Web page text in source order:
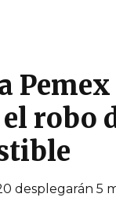
robo
desplegarán 5